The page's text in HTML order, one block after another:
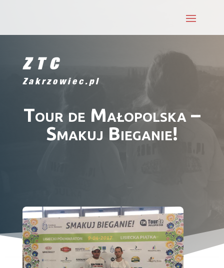
ZTC
Zakrzowiec.pl
Tour de Małopolska –
Smakuj Bieganie!